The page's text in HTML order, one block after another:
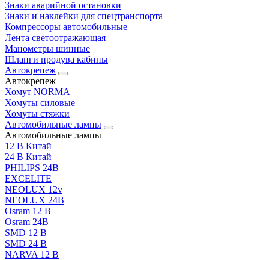
Знаки аварийной остановки
Знаки и наклейки для спецтранспорта
Компрессоры автомобильные
Лента светоотражающая
Манометры шинные
Шланги продува кабины
Автокрепеж
Автокрепеж
Хомут NORMA
Хомуты силовые
Хомуты стяжки
Автомобильные лампы
Автомобильные лампы
12 В Китай
24 В Китай
PHILIPS 24В
EXCELITE
NEOLUX 12v
NEOLUX 24В
Osram 12 В
Osram 24В
SMD 12 В
SMD 24 В
NARVA 12 В